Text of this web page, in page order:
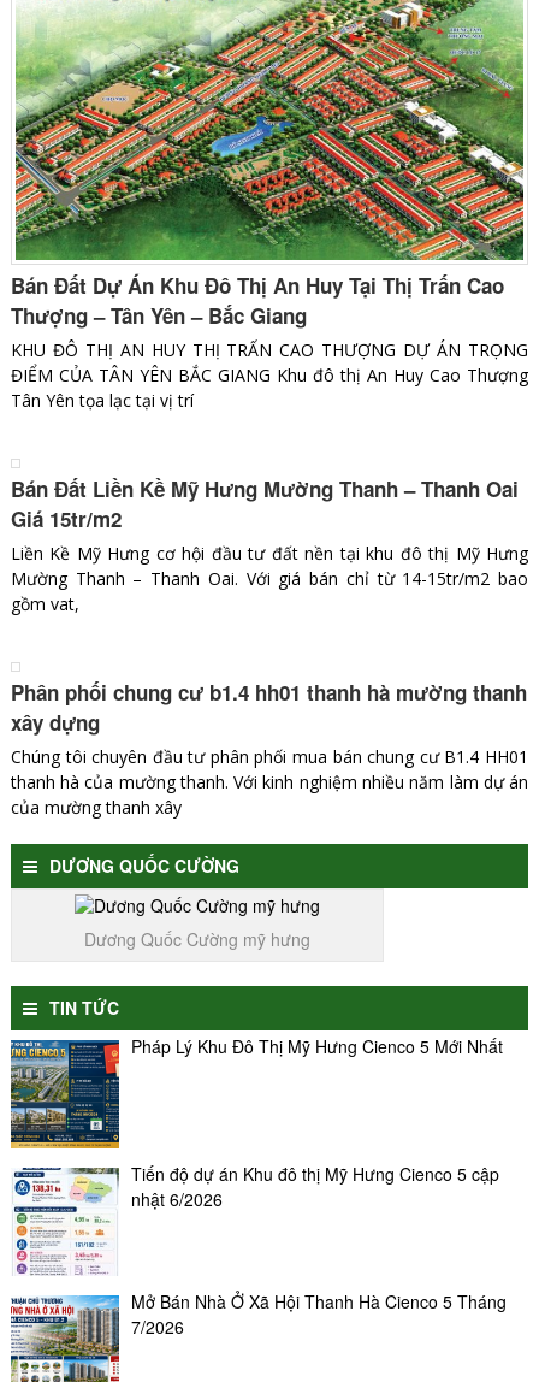
Bán Đất Dự Án Khu Đô Thị An Huy Tại Thị Trấn Cao
Thượng – Tân Yên – Bắc Giang
KHU ĐÔ THỊ AN HUY THỊ TRẤN CAO THƯỢNG DỰ ÁN TRỌNG
ĐIỂM CỦA TÂN YÊN BẮC GIANG Khu đô thị An Huy Cao Thượng
Tân Yên tọa lạc tại vị trí
Bán Đất Liền Kề Mỹ Hưng Mường Thanh – Thanh Oai
Giá 15tr/m2
Liền Kề Mỹ Hưng cơ hội đầu tư đất nền tại khu đô thị Mỹ Hưng
Mường Thanh – Thanh Oai. Với giá bán chỉ từ 14-15tr/m2 bao
gồm vat,
Phân phối chung cư b1.4 hh01 thanh hà mường thanh
xây dựng
Chúng tôi chuyên đầu tư phân phối mua bán chung cư B1.4 HH01
thanh hà của mường thanh. Với kinh nghiệm nhiều năm làm dự án
của mường thanh xây
DƯƠNG QUỐC CƯỜNG
Dương Quốc Cường mỹ hưng
TIN TỨC
Pháp Lý Khu Đô Thị Mỹ Hưng Cienco 5 Mới Nhất
Tiến độ dự án Khu đô thị Mỹ Hưng Cienco 5 cập
nhật 6/2026
Mở Bán Nhà Ở Xã Hội Thanh Hà Cienco 5 Tháng
7/2026